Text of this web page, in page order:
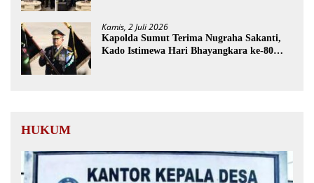
Kamis, 2 Juli 2026
Kapolda Sumut Terima Nugraha Sakanti,
Kado Istimewa Hari Bhayangkara ke-80
HUKUM